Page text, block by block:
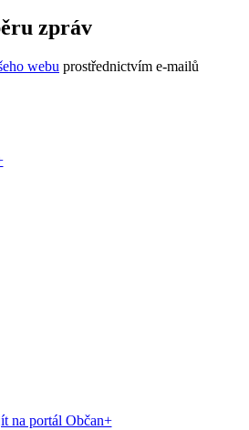
zpráv
webu prostřednictvím e-mailů
na portál Občan+